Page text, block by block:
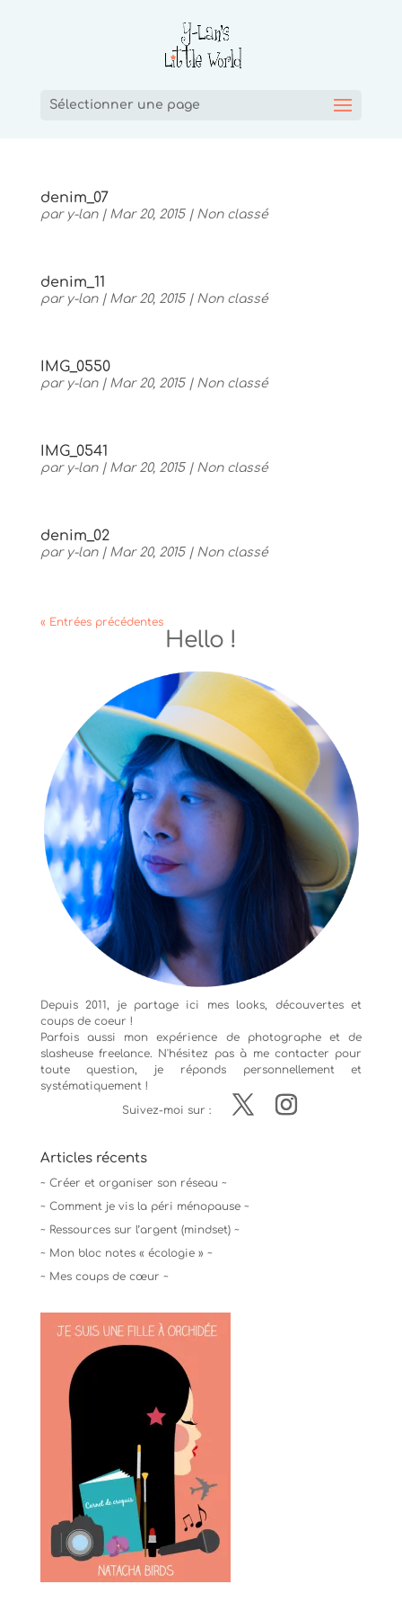
Sélectionner une page
denim_07
par y-lan| Mar 20, 2015| Non classé
denim_11
par y-lan| Mar 20, 2015| Non classé
IMG_0550
par y-lan| Mar 20, 2015| Non classé
IMG_0541
par y-lan| Mar 20, 2015| Non classé
denim_02
par y-lan| Mar 20, 2015| Non classé
« Entrées précédentes
Hello !
Depuis 2011, je partage ici mes looks, découvertes et
coups de coeur !
Parfois aussi mon expérience de photographeet de
slasheuse freelance. N'hésitez pas à me contacter pour
toute question, je réponds personnellement et
systématiquement !
Suivez-moi sur :
Articles récents
~ Créer et organiser son réseau ~
~ Comment je vis la péri ménopause ~
~ Ressources sur l’argent (mindset) ~
~ Mon bloc notes « écologie » ~
~ Mes coups de cœur ~